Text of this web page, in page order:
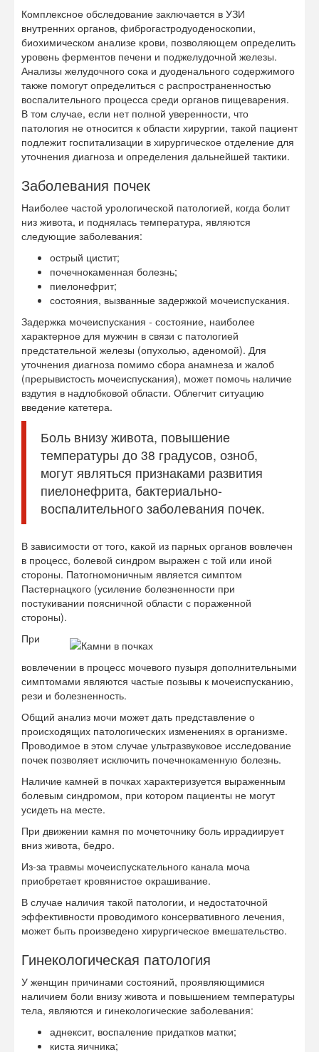
Комплексное обследование заключается в УЗИ
внутренних органов, фиброгастродуоденоскопии,
биохимическом анализе крови, позволяющем определить
уровень ферментов печени и поджелудочной железы.
Анализы желудочного сока и дуоденального содержимого
также помогут определиться с распространенностью
воспалительного процесса среди органов пищеварения.
В том случае, если нет полной уверенности, что
патология не относится к области хирургии, такой пациент
подлежит госпитализации в хирургическое отделение для
уточнения диагноза и определения дальнейшей тактики.
Заболевания почек
Наиболее частой урологической патологией, когда болит
низ живота, и поднялась температура, являются
следующие заболевания:
острый цистит;
почечнокаменная болезнь;
пиелонефрит;
состояния, вызванные задержкой мочеиспускания.
Задержка мочеиспускания - состояние, наиболее
характерное для мужчин в связи с патологией
предстательной железы (опухолью, аденомой). Для
уточнения диагноза помимо сбора анамнеза и жалоб
(прерывистость мочеиспускания), может помочь наличие
вздутия в надлобковой области. Облегчит ситуацию
введение катетера.
Боль внизу живота, повышение
температуры до 38 градусов, озноб,
могут являться признаками развития
пиелонефрита, бактериально-
воспалительного заболевания почек.
В зависимости от того, какой из парных органов вовлечен
в процесс, болевой синдром выражен с той или иной
стороны. Патогномоничным является симптом
Пастернацкого (усиление болезненности при
постукивании поясничной области с пораженной
стороны).
При
вовлечении в процесс мочевого пузыря дополнительными
симптомами являются частые позывы к мочеиспусканию,
рези и болезненность.
Общий анализ мочи может дать представление о
происходящих патологических изменениях в организме.
Проводимое в этом случае ультразвуковое исследование
почек позволяет исключить почечнокаменную болезнь.
Наличие камней в почках характеризуется выраженным
болевым синдромом, при котором пациенты не могут
усидеть на месте.
При движении камня по мочеточнику боль иррадиирует
вниз живота, бедро.
Из-за травмы мочеиспускательного канала моча
приобретает кровянистое окрашивание.
В случае наличия такой патологии, и недостаточной
эффективности проводимого консервативного лечения,
может быть произведено хирургическое вмешательство.
Гинекологическая патология
У женщин причинами состояний, проявляющимися
наличием боли внизу живота и повышением температуры
тела, являются и гинекологические заболевания:
аднексит, воспаление придатков матки;
киста яичника;